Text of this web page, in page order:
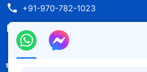
+91-970-782-1023
contact.hi@kingdomsalvation.org
परमेश्वर का राज्य आ गया है